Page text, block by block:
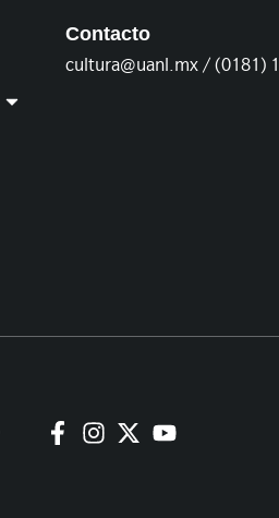
Contacto
cultura@uanl.mx / (0181)